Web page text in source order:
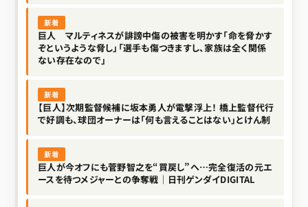
新着
巨人 マルティネスが誹謗中傷の被害を明かす「命を脅かす
ぞというような脅し」「選手も傷つきますし、家族は全く関係
ない存在なので」
新着
【巨人】次期監督候補に坂本勇人が電撃浮上！ 橋上監督代行
で好調も、球団オーナーは「何も言えることはない」とけん制
新着
巨人が今オフにも菅野智之を“買戻し”へ…完全復活の元エ
ースを待つメジャーとの争奪戦｜日刊ゲンダイDIGITAL